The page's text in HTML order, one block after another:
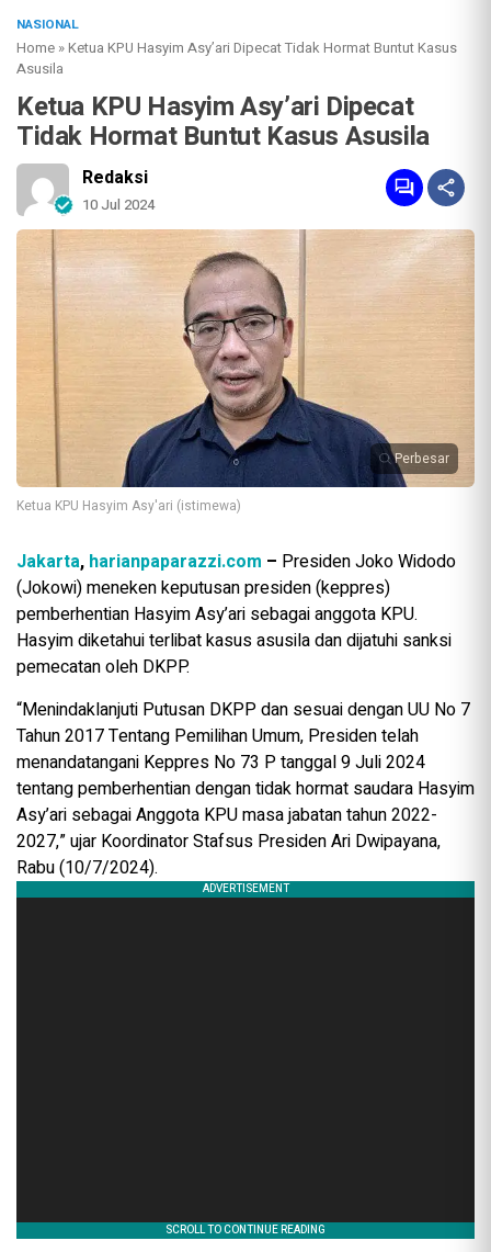
NASIONAL
Home »Ketua KPU Hasyim Asy’ari Dipecat Tidak Hormat Buntut Kasus
Asusila
Ketua KPU Hasyim Asy’ari Dipecat
Tidak Hormat Buntut Kasus Asusila
Redaksi
10 Jul 2024
Perbesar
Ketua KPU Hasyim Asy'ari (istimewa)
Jakarta, harianpaparazzi.com – Presiden Joko Widodo
(Jokowi) meneken keputusan presiden (keppres)
pemberhentian Hasyim Asy’ari sebagai anggota KPU.
Hasyim diketahui terlibat kasus asusila dan dijatuhi sanksi
pemecatan oleh DKPP.
“Menindaklanjuti Putusan DKPP dan sesuai dengan UU No 7
Tahun 2017 Tentang Pemilihan Umum, Presiden telah
menandatangani Keppres No 73 P tanggal 9 Juli 2024
tentang pemberhentian dengan tidak hormat saudara Hasyim
Asy’ari sebagai Anggota KPU masa jabatan tahun 2022-
2027,” ujar Koordinator Stafsus Presiden Ari Dwipayana,
Rabu (10/7/2024).